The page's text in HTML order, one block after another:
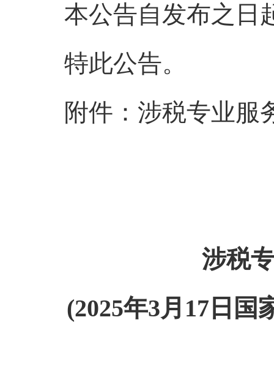
本公告自发布之日
特此公告。
附件：涉税专业服
涉税
(2025年3月17日国家